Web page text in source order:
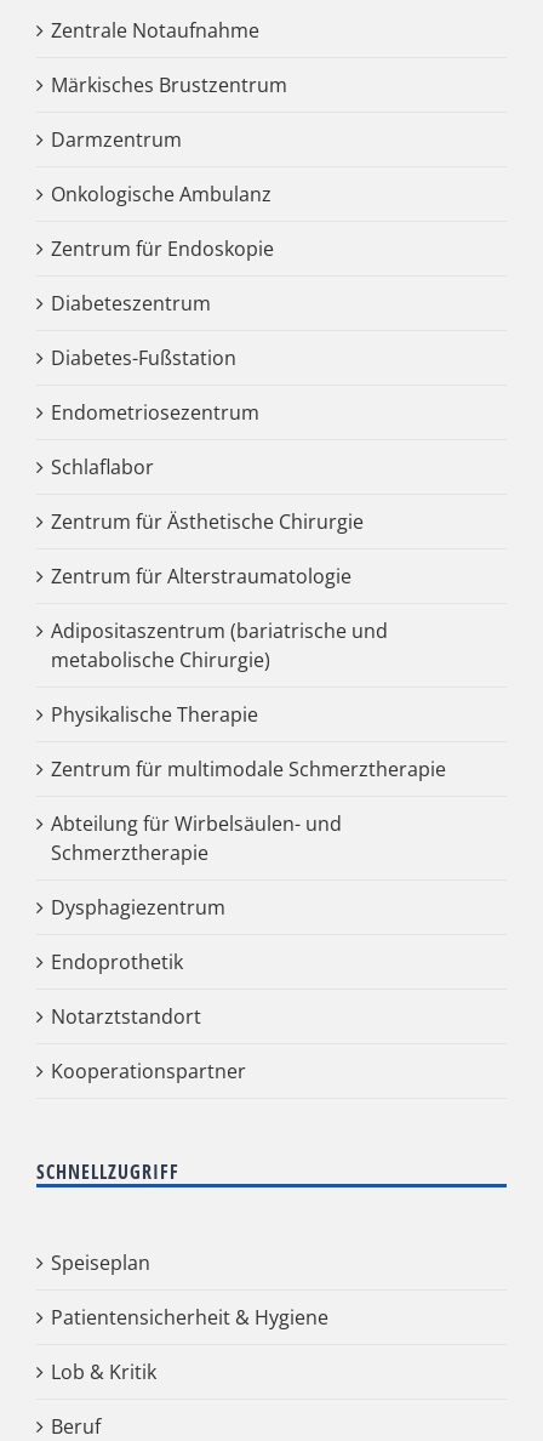
Zentrale Notaufnahme
Märkisches Brustzentrum
Darmzentrum
Onkologische Ambulanz
Zentrum für Endoskopie
Diabeteszentrum
Diabetes-Fußstation
Endometriosezentrum
Schlaflabor
Zentrum für Ästhetische Chirurgie
Zentrum für Alterstraumatologie
Adipositaszentrum (bariatrische und
metabolische Chirurgie)
Physikalische Therapie
Zentrum für multimodale Schmerztherapie
Abteilung für Wirbelsäulen- und
Schmerztherapie
Dysphagiezentrum
Endoprothetik
Notarztstandort
Kooperationspartner
SCHNELLZUGRIFF
Speiseplan
Patientensicherheit & Hygiene
Lob & Kritik
Beruf